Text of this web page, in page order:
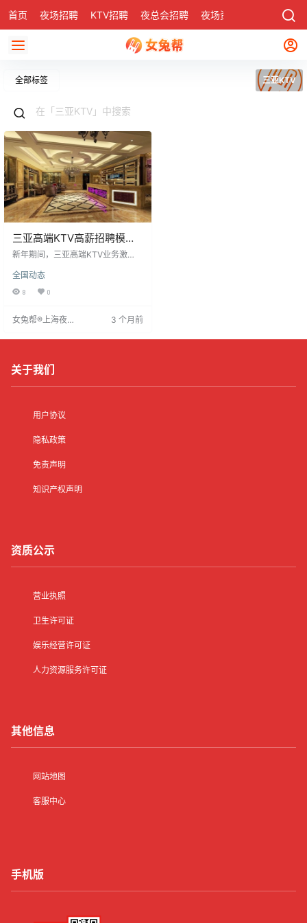
首页 夜场招聘 KTV招聘 夜总会招聘 夜场资讯 社区
全部标签 三亚KTV
三亚高端KTV高薪招聘模特
与酒水促销员
新年期间，三亚高端KTV业务激
因高薪成为热门选择。这些岗位面
向高收入群体，服务费高，薪资水
和良好福利，让员工有足够资金回
色的员工可成为夜场明星，工作时
客户
全国动态
8 0
女兔帮®上海夜场
3 个月前
关于我们
用户协议
隐私政策
免责声明
知识产权声明
资质公示
营业执照
卫生许可证
娱乐经营许可证
人力资源服务许可证
其他信息
网站地图
客服中心
手机版